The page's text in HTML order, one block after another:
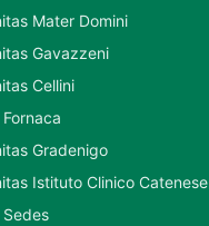
Mater Domini
Gavazzeni
Cellini
Gradenigo
Istituto Clinico Catenese